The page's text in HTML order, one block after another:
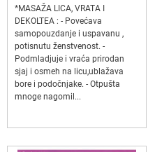
*MASAŽA LICA, VRATA I
DEKOLTEA : - Povećava
samopouzdanje i uspavanu ,
potisnutu ženstvenost. -
Podmladjuje i vraća prirodan
sjaj i osmeh na licu,ublažava
bore i podočnjake. - Otpušta
mnoge nagomil...